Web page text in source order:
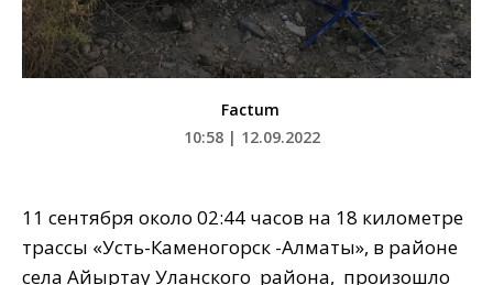
Factum
10:58 | 12.09.2022
11 сентября около 02:44 часов на 18 километре
трассы «Усть-Каменогорск -Алматы», в районе
села Айыртау Уланского района, произошло